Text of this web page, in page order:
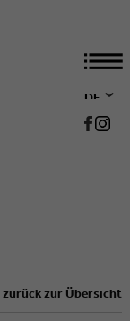
DE
EN
zurück zur Übersicht